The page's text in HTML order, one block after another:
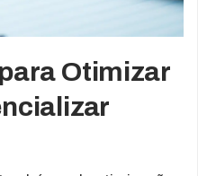
Otimizar